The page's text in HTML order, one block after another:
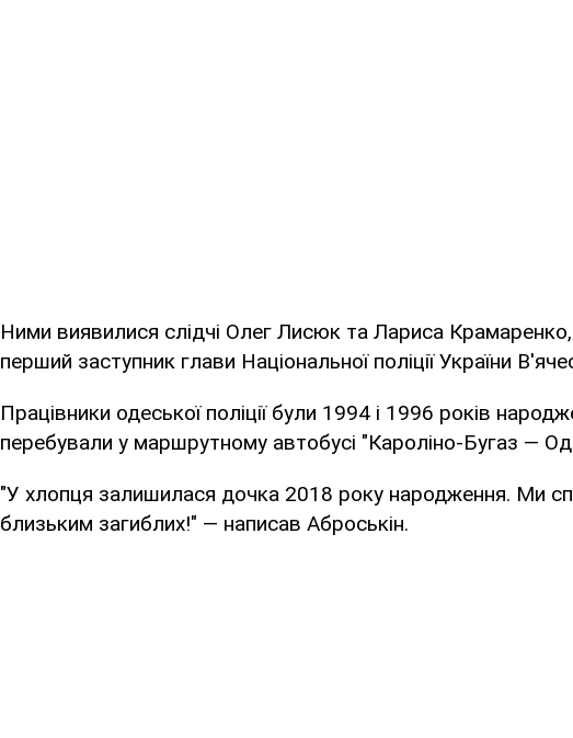
Ними виявилися слідчі Олег Лисюк та Лариса
перший заступник глави Національної поліції України
Працівники одеської поліції були 1994 і 1996 років
перебували у маршрутному автобусі "Кароліно-Бугаз —
"У хлопця залишилася дочка 2018 року народження. Ми
близьким загиблих!" — написав Аброськін.